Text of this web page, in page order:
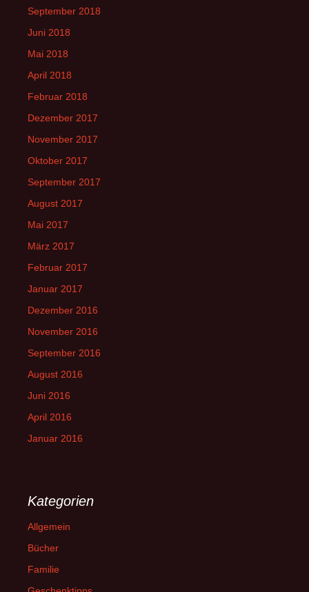
September 2018
Juni 2018
Mai 2018
April 2018
Februar 2018
Dezember 2017
November 2017
Oktober 2017
September 2017
August 2017
Mai 2017
März 2017
Februar 2017
Januar 2017
Dezember 2016
November 2016
September 2016
August 2016
Juni 2016
April 2016
Januar 2016
Kategorien
Allgemein
Bücher
Familie